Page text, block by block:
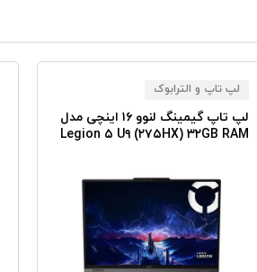
لپ تاپ و الترابوک
لپ تاپ گیمینگ لنوو ۱۶ اینچی مدل
Legion ۵ U۹ (۲۷۵HX) ۳۲GB RAM